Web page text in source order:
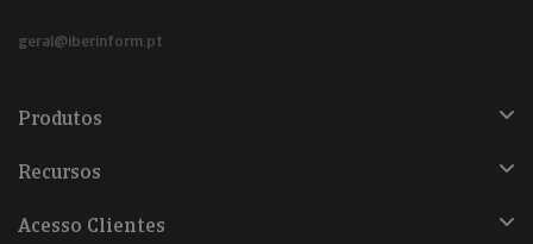
geral@iberinform.pt
Produtos
Recursos
Acesso Clientes